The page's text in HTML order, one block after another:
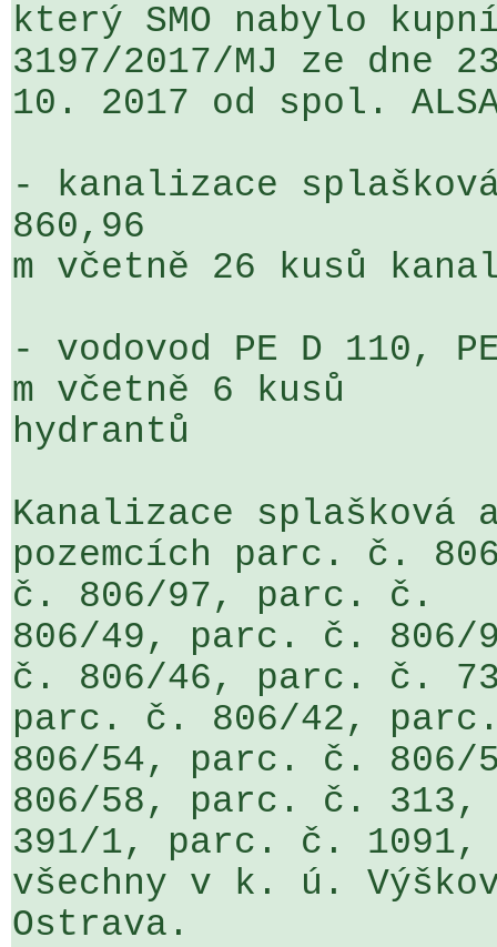
který SMO nabylo
3197/2017/MJ ze dne
10. 2017 od spol.
- kanalizace
860,96
m včetně 26 kusů
- vodovod PE D 110,
m včetně 6 kusů
hydrantů
Kanalizace splašková
pozemcích parc. č.
č. 806/97, parc. č.
806/49, parc. č.
č. 806/46, parc. č.
parc. č. 806/42,
806/54, parc. č.
806/58, parc. č.
391/1, parc. č.
všechny v k. ú.
Ostrava.